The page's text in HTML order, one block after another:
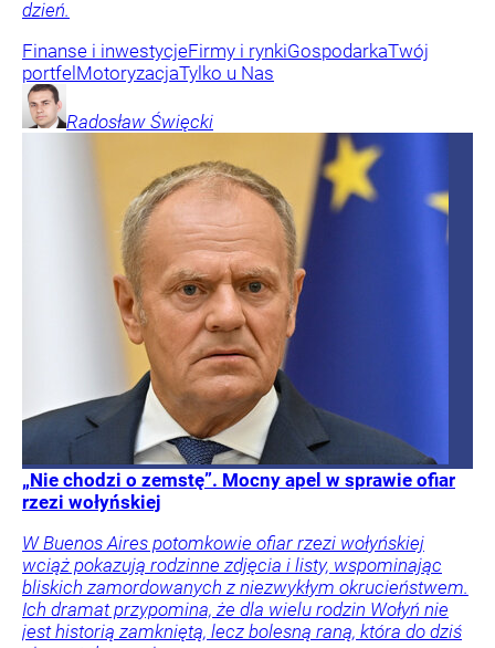
dzień.
Finanse i inwestycjeFirmy i rynkiGospodarkaTwój
portfel MotoryzacjaTylko u Nas
Radosław Święcki
„Nie chodzi o zemstę”. Mocny apel w sprawie ofiar
rzezi wołyńskiej
W Buenos Aires potomkowie ofiar rzezi wołyńskiej
wciąż pokazują rodzinne zdjęcia i listy, wspominając
bliskich zamordowanych z niezwykłym okrucieństwem.
Ich dramat przypomina, że dla wielu rodzin Wołyń nie
jest historią zamkniętą, lecz bolesną raną, która do dziś